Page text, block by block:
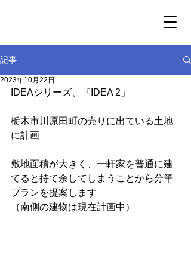
記事
2023年10月22日
IDEAシリーズ、『IDEA 2」
栃木市川原田町の売りに出ている土地
に計画
敷地面積が大きく、一軒家を普通に建
てると持て余してしまうことから分筆
プランを提案します
（南側の建物は現在計画中）